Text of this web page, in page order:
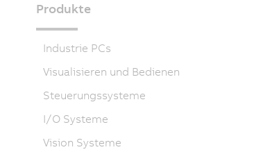
Produkte
Industrie PCs
Visualisieren und Bedienen
Steuerungssysteme
I/O Systeme
Vision Systeme